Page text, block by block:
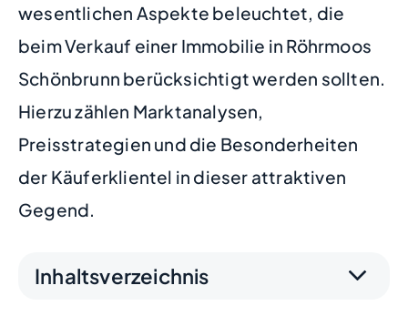
wesentlichen Aspekte beleuchtet, die
beim Verkauf einer Immobilie in Röhrmoos
Schönbrunn berücksichtigt werden sollten.
Hierzu zählen Marktanalysen,
Preisstrategien und die Besonderheiten
der Käuferklientel in dieser attraktiven
Gegend.
Inhaltsverzeichnis